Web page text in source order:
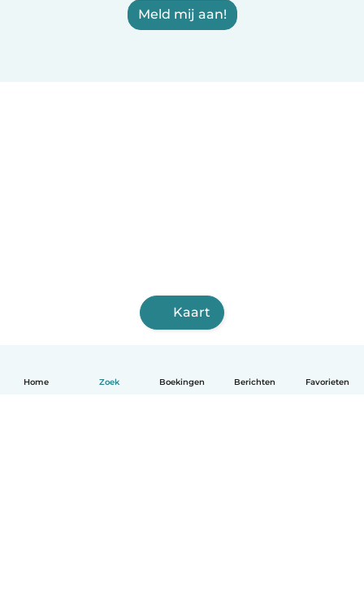
Home Zoek Boekingen Berichten Favorieten
Meld mij aan!
Kaart